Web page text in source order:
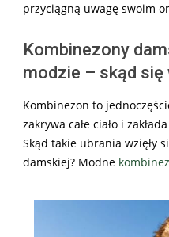
przyciągną uwagę swoim
Kombinezony
modzie – skąd się
Kombinezon to
zakrywa całe ciało i
Skąd takie ubrania wzięły
damskiej? Modne